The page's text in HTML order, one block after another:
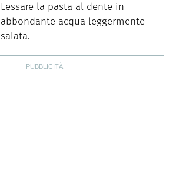
Lessare la pasta al dente in
abbondante acqua leggermente
salata.